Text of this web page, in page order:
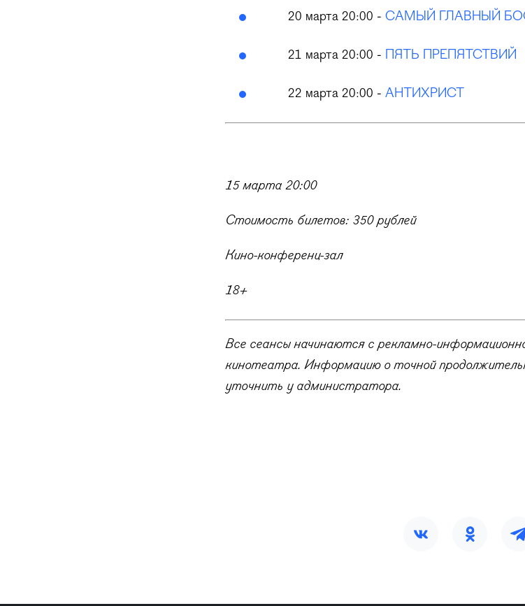
20 марта 20:00 - САМЫЙ ГЛАВНЫЙ
21 марта 20:00 - ПЯТЬ ПРЕПЯТСТВИЙ
22 марта 20:00 - АНТИХРИСТ
15 марта 20:00
Стоимость билетов: 350 рублей
Кино-конференц-зал
18+
Все сеансы начинаются с рекламно-
кинотеатра. Информацию о точной
уточнить у администратора.